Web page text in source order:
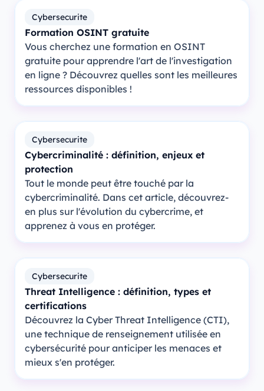
Cybersecurite
Formation OSINT gratuite
Vous cherchez une formation en OSINT
gratuite pour apprendre l'art de l'investigation
en ligne ? Découvrez quelles sont les meilleures
ressources disponibles !
Cybersecurite
Cybercriminalité : définition, enjeux et
protection
Tout le monde peut être touché par la
cybercriminalité. Dans cet article, découvrez-
en plus sur l'évolution du cybercrime, et
apprenez à vous en protéger.
Cybersecurite
Threat Intelligence : définition, types et
certifications
Découvrez la Cyber Threat Intelligence (CTI),
une technique de renseignement utilisée en
cybersécurité pour anticiper les menaces et
mieux s'en protéger.